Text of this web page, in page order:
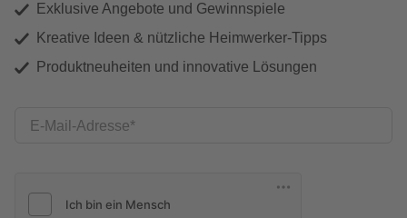
Exklusive Angebote und Gewinnspiele
Kreative Ideen & nützliche Heimwerker-Tipps
Produktneuheiten und innovative Lösungen
E-Mail-Adresse